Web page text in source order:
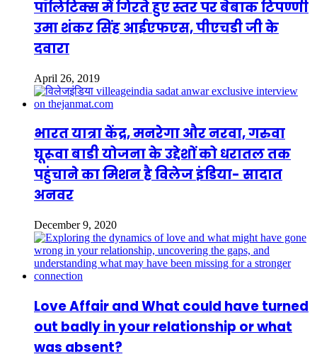
पॉलिटिक्स में गिरते हुए स्तर पर बेबाक टिपण्णी
उमा शंकर सिंह आईएफएस, पीएचडी जी के
दवारा
April 26, 2019
भारत यात्रा केंद्र, मनरेगा और नरवा, गरुवा
घूरूवा बाडी योजना के उद्देशों को धरातल तक
पहुंचाने का मिशन है विलेज इंडिया- सादात
अनवर
December 9, 2020
Love Affair and What could have turned
out badly in your relationship or what
was absent?